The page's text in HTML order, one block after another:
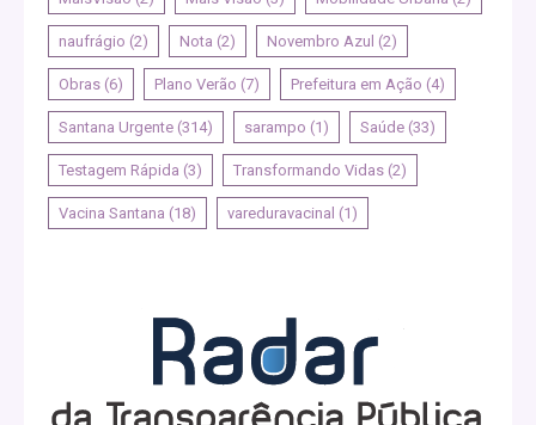
naufrágio (2) Nota (2) Novembro Azul (2)
Obras (6) Plano Verão (7) Prefeitura em Ação (4)
Santana Urgente (314) sarampo (1) Saúde (33)
Testagem Rápida (3) Transformando Vidas (2)
Vacina Santana (18) vareduravacinal (1)